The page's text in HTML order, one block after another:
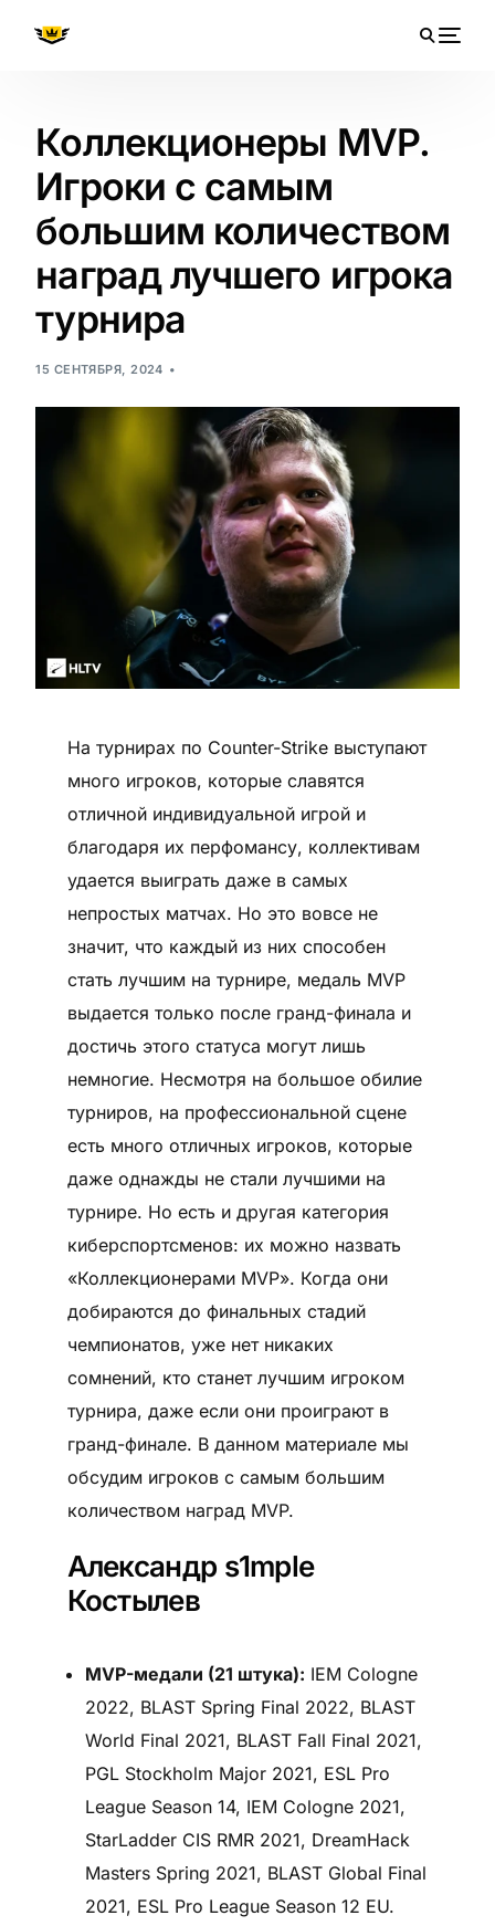
Коллекционеры MVP.
Игроки с самым
большим количеством
наград лучшего игрока
турнира
15 СЕНТЯБРЯ, 2024
На турнирах по Counter-Strike выступают
много игроков, которые славятся
отличной индивидуальной игрой и
благодаря их перфомансу, коллективам
удается выиграть даже в самых
непростых матчах. Но это вовсе не
значит, что каждый из них способен
стать лучшим на турнире, медаль MVP
выдается только после гранд-финала и
достичь этого статуса могут лишь
немногие. Несмотря на большое обилие
турниров, на профессиональной сцене
есть много отличных игроков, которые
даже однажды не стали лучшими на
турнире. Но есть и другая категория
киберспортсменов: их можно назвать
«Коллекционерами MVP». Когда они
добираются до финальных стадий
чемпионатов, уже нет никаких
сомнений, кто станет лучшим игроком
турнира, даже если они проиграют в
гранд-финале. В данном материале мы
обсудим игроков с самым большим
количеством наград MVP.
Александр s1mple
Костылев
MVP-медали (21 штука): IEM Cologne
2022, BLAST Spring Final 2022, BLAST
World Final 2021, BLAST Fall Final 2021,
PGL Stockholm Major 2021, ESL Pro
League Season 14, IEM Cologne 2021,
StarLadder CIS RMR 2021, DreamHack
Masters Spring 2021, BLAST Global Final
2021, ESL Pro League Season 12 EU.